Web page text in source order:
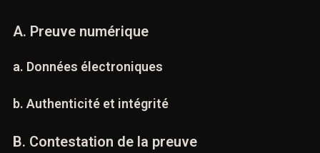
informatiques
A. Preuve numérique
a. Données électroniques
b. Authenticité et intégrité